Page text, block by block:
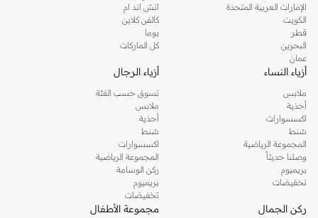
الإمارات العربية المتحدة
الكويت
قطر
البحرين
عمان
اتش اند ام
كالفن كلاين
بوما
كل الماركات
أزياء النساء
ملابس
أحذية
اكسسوارات
شنط
المجموعة الرياضية
وصلنا حديثاً
بريميوم
تخفيضات
أزياء الرجال
تسوق حسب الفئة
ملابس
أحذية
شنط
اكسسوارات
المجموعة الرياضية
ركن الوسامة
بريميوم
تخفيضات
ركن الجمال مجموعة الأطفال